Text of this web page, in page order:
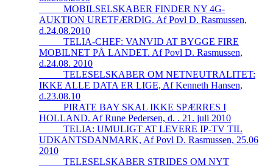
_____MOBILSELSKABER FINDER NY 4G-
AUKTION URETFÆRDIG. Af Povl D. Rasmussen,
d.24.08.2010
_____TELIA-CHEF: VANVID AT BYGGE FIRE
MOBILNET PÅ LANDET. Af Povl D. Rasmussen,
d.24.08. 2010
_____TELESELSKABER OM NETNEUTRALITET:
IKKE ALLE DATA ER LIGE, Af Kenneth Hansen,
d.23.08.10
_____PIRATE BAY SKAL IKKE SPÆRRES I
HOLLAND. Af Rune Pedersen, d. . 21. juli 2010
_____TELIA: UMULIGT AT LEVERE IP-TV TIL
UDKANTSDANMARK, Af Povl D. Rasmussen, 25.06
2010
_____TELESELSKABER STRIDES OM NYT